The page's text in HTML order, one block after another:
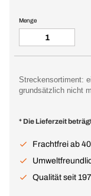
Menge
Streckensortiment:
grundsätzlich nicht
* Die Lieferzeit
Frachtfrei ab
Qualität seit